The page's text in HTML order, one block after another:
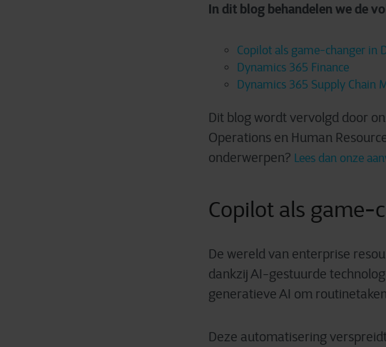
In dit blog behandelen we de
Copilot als game-changer in
Dynamics 365 Finance
Dynamics 365 Supply Chain
Dit blog wordt vervolgd door
Operations en Human
onderwerpen? Lees dan onze
Copilot als game-
De wereld van enterprise
dankzij AI-gestuurde
generatieve AI om
Deze automatisering